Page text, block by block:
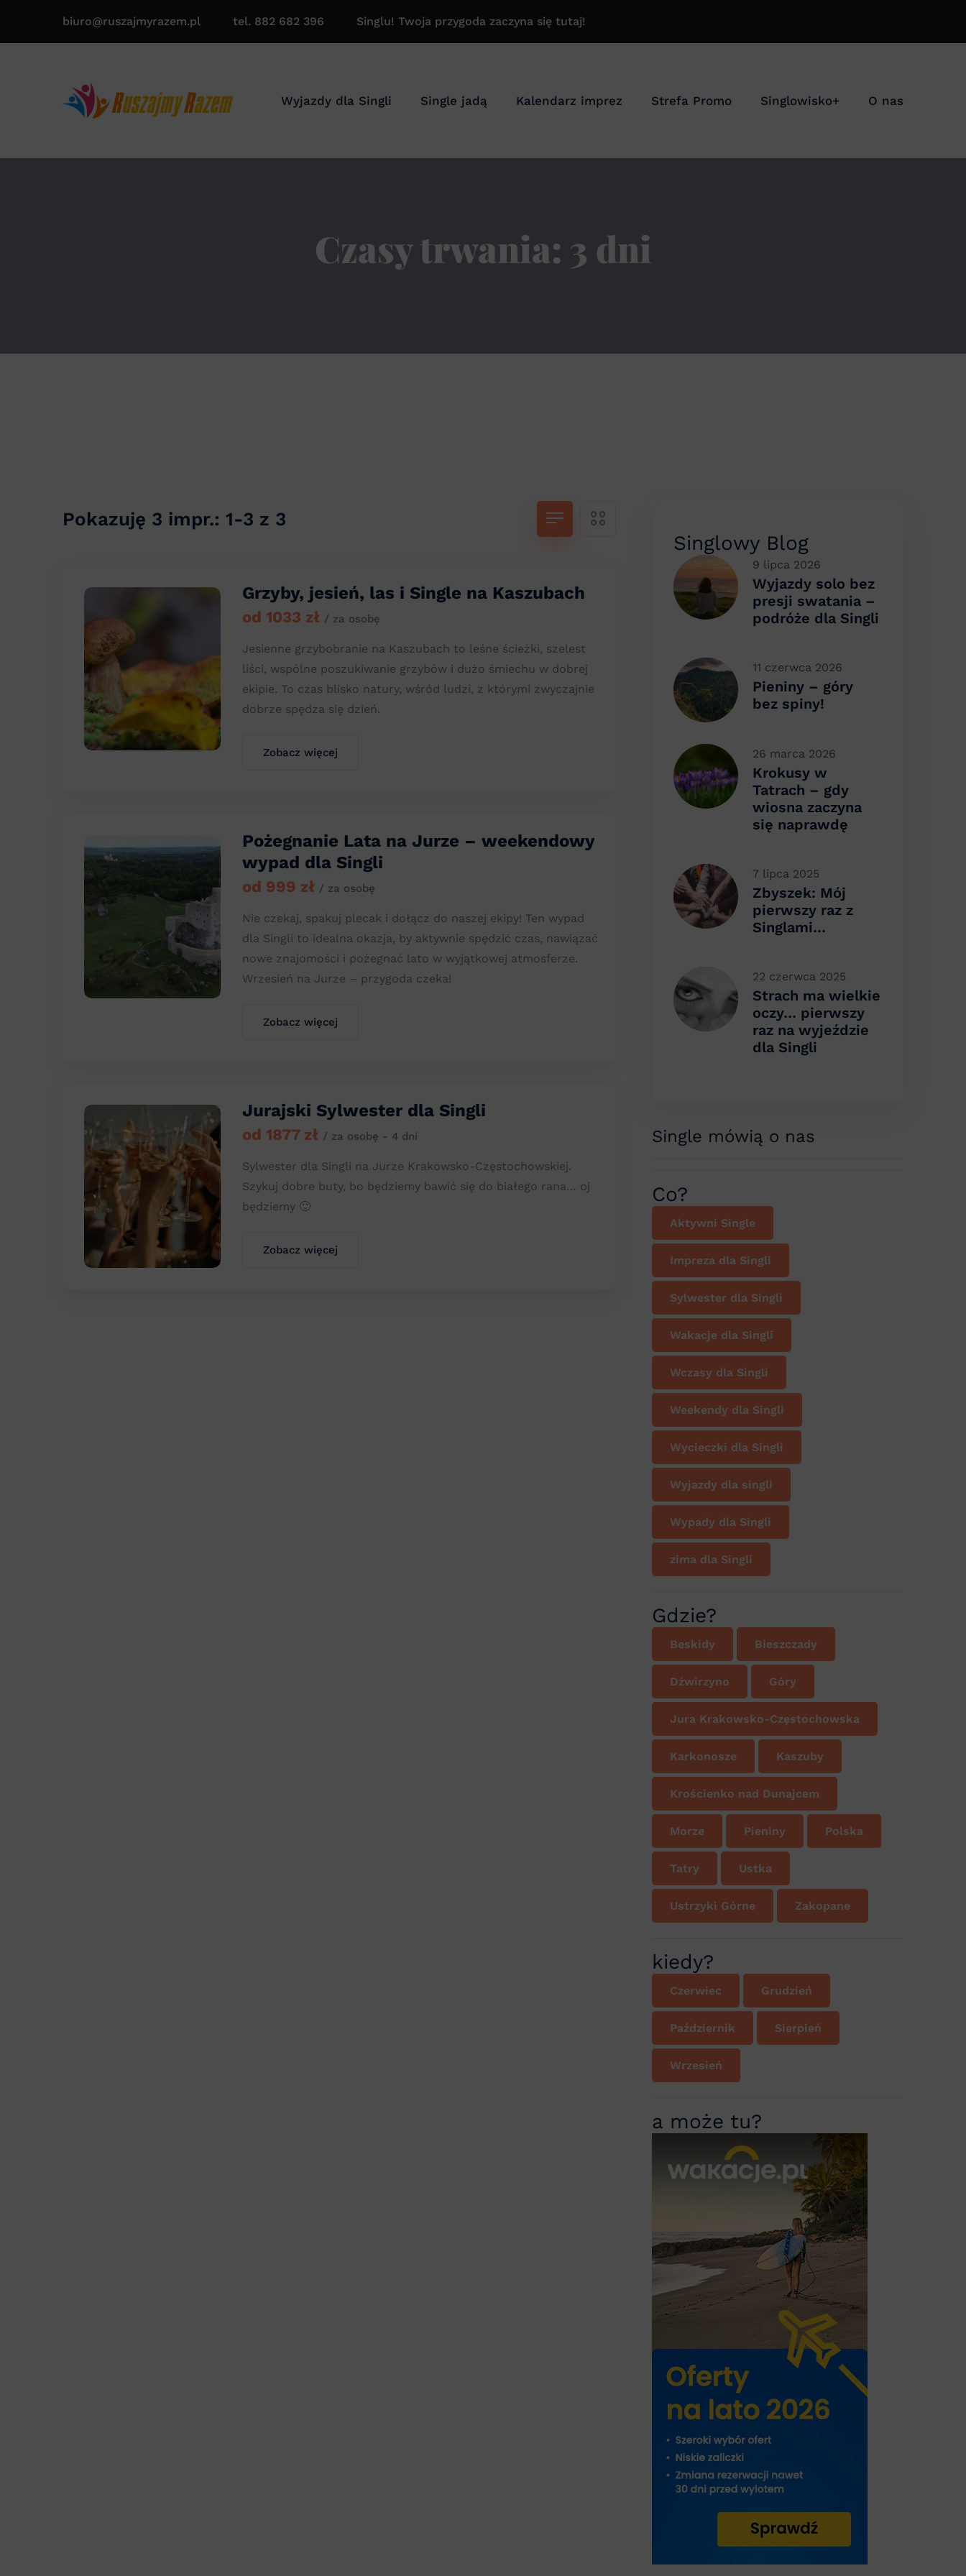
biuro@ruszajmyrazem.pl tel. 882 682 396 Singlu! Twoja przygoda zaczyna się tutaj!
Wyjazdy dla Singli Single jadą Kalendarz imprez Strefa Promo Singlowisko+ O nas
Czasy trwania: 3 dni
Pokazuję 3 impr.: 1-3 z 3
Grzyby, jesień, las i Single na Kaszubach
od 1033 zł / za osobę
Jesienne grzybobranie na Kaszubach to leśne ścieżki, szelest
liści, wspólne poszukiwanie grzybów i dużo śmiechu w dobrej
ekipie. To czas blisko natury, wśród ludzi, z którymi zwyczajnie
dobrze spędza się dzień.
Zobacz więcej
Pożegnanie Lata na Jurze – weekendowy
wypad dla Singli
od 999 zł / za osobę
Nie czekaj, spakuj plecak i dołącz do naszej ekipy! Ten wypad
dla Singli to idealna okazja, by aktywnie spędzić czas, nawiązać
nowe znajomości i pożegnać lato w wyjątkowej atmosferze.
Wrzesień na Jurze – przygoda czeka!
Zobacz więcej
Jurajski Sylwester dla Singli
od 1877 zł / za osobę - 4 dni
Sylwester dla Singli na Jurze Krakowsko-Częstochowskiej.
Szykuj dobre buty, bo będziemy bawić się do białego rana… oj
będziemy 🙂
Zobacz więcej
Singlowy Blog
9 lipca 2026
Wyjazdy solo bez
presji swatania –
podróże dla Singli
11 czerwca 2026
Pieniny – góry
bez spiny!
26 marca 2026
Krokusy w
Tatrach – gdy
wiosna zaczyna
się naprawdę
7 lipca 2025
Zbyszek: Mój
pierwszy raz z
Singlami…
22 czerwca 2025
Strach ma wielkie
oczy… pierwszy
raz na wyjeździe
dla Singli
Single mówią o nas
Co?
Aktywni Single
Impreza dla Singli
Sylwester dla Singli
Wakacje dla Singli
Wczasy dla Singli
Weekendy dla Singli
Wycieczki dla Singli
Wyjazdy dla singli
Wypady dla Singli
zima dla Singli
Gdzie?
Beskidy Bieszczady
Dźwirzyno Góry
Jura Krakowsko-Częstochowska
Karkonosze Kaszuby
Krościenko nad Dunajcem
Morze Pieniny Polska
Tatry Ustka
Ustrzyki Górne Zakopane
kiedy?
Czerwiec Grudzień
Październik Sierpień
Wrzesień
a może tu?